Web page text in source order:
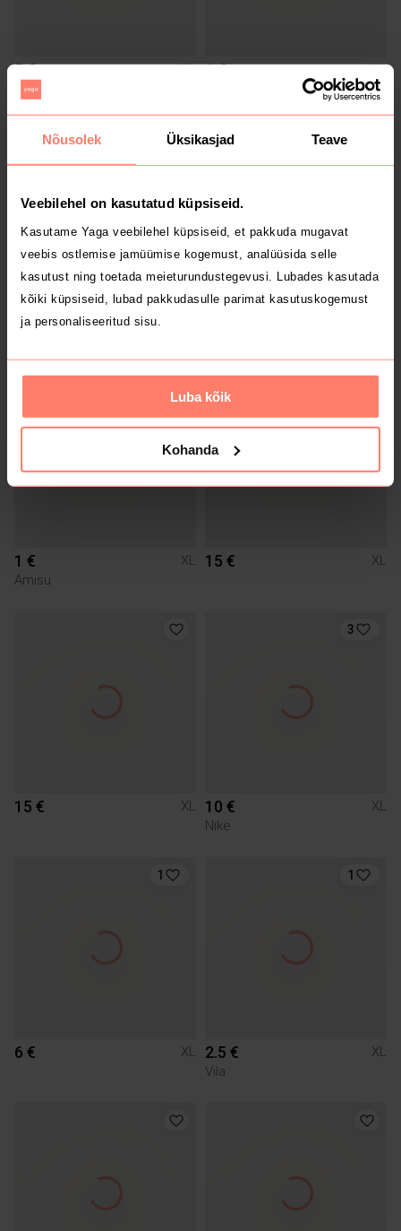
Nõusolek Üksikasjad Teave
Veebilehel on kasutatud küpsiseid.
Kasutame Yaga veebilehel küpsiseid, et pakkuda mugavat
veebis ostlemise jamüümise kogemust, analüüsida selle
kasutust ning toetada meieturundustegevusi. Lubades kasutada
kõiki küpsiseid, lubad pakkudasulle parimat kasutuskogemust
ja personaliseeritud sisu.
Luba kõik
Kohanda
5 € XL 1 €
XL
10 €
1 €
XL
Amisu
15 € XL
15 € XL
3
10 €
XL
Nike
1
6 € XL
1
2.5 €
XL
Vila